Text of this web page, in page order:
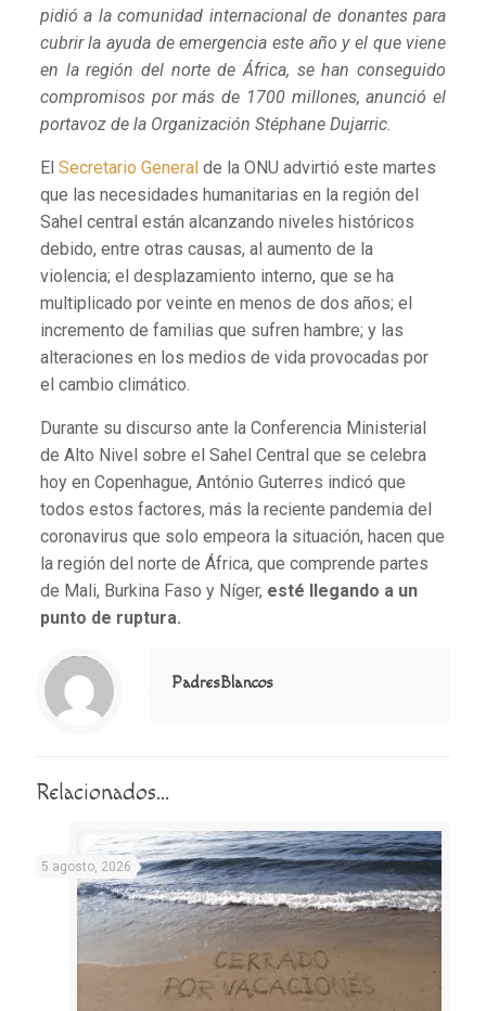
pidió a la comunidad internacional de donantes para
cubrir la ayuda de emergencia este año y el que viene
en la región del norte de África, se han conseguido
compromisos por más de 1700 millones, anunció el
portavoz de la Organización Stéphane Dujarric.
El Secretario Generalde la ONU advirtió este martes
que las necesidades humanitarias en la región del
Sahel central están alcanzando niveles históricos
debido, entre otras causas, al aumento de la
violencia; el desplazamiento interno, que se ha
multiplicado por veinte en menos de dos años; el
incremento de familias que sufren hambre; y las
alteraciones en los medios de vida provocadas por
el cambio climático.
Durante su discurso ante la Conferencia Ministerial
de Alto Nivel sobre el Sahel Central que se celebra
hoy en Copenhague, António Guterres indicó que
todos estos factores, más la reciente pandemia del
coronavirus que solo empeora la situación, hacen que
la región del norte de África, que comprende partes
de Mali, Burkina Faso y Níger, esté llegando a un
punto de ruptura.
Notice
: Trying to access array offset on value of type null in
/home/misioner/public_html/padresblancos/themes/betheme/includes/content-single.php
on line
286
PadresBlancos
Relacionados...
5 agosto, 2026